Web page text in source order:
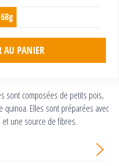
68g
AU PANIER
sont composées de petits pois,
Elles sont préparées avec
une source de fibres.